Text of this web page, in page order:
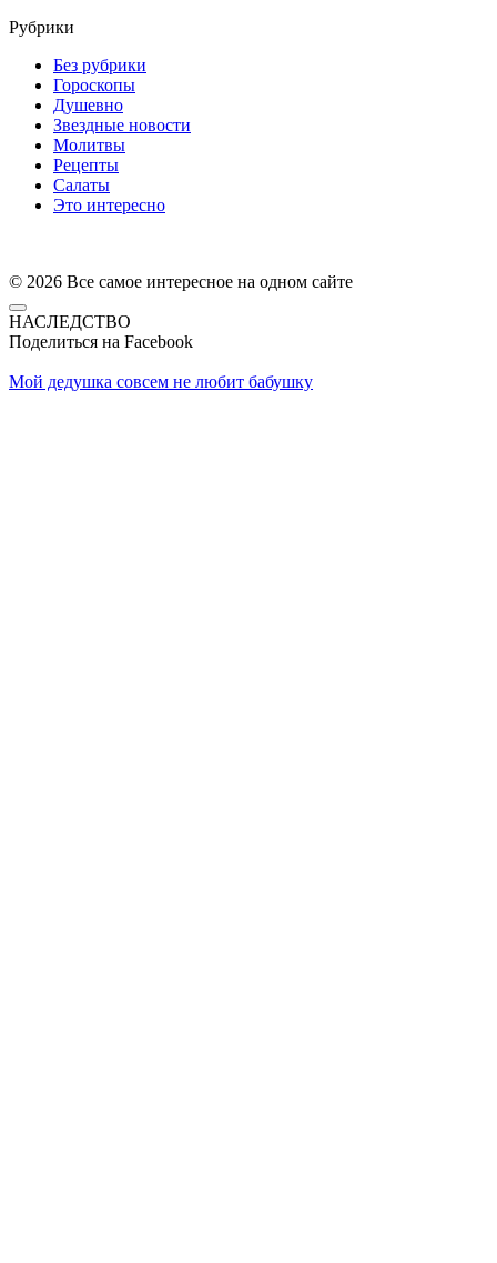
Рубрики
Без рубрики
Гороскопы
Душевно
Звездные новости
Молитвы
Рецепты
Салаты
Это интересно
© 2026 Все самое интересное на одном сайте
НАСЛЕДСТВО
Поделиться на Facebook
Мой дедушка совсем не любит бабушку